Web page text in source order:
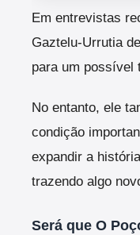
Em entrevistas
Gaztelu-Urrutia
para um possível
No entanto, ele
condição
expandir a
trazendo algo
Será que O